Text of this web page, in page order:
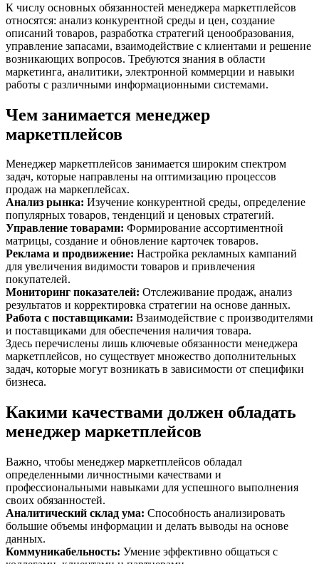
К числу основных обязанностей менеджера маркетплейсов
относятся: анализ конкурентной среды и цен, создание
описаний товаров, разработка стратегий ценообразования,
управление запасами, взаимодействие с клиентами и решение
возникающих вопросов. Требуются знания в области
маркетинга, аналитики, электронной коммерции и навыки
работы с различными информационными системами.
Чем занимается менеджер
маркетплейсов
Менеджер маркетплейсов занимается широким спектром
задач, которые направлены на оптимизацию процессов
продаж на маркеплейсах.
Анализ рынка: Изучение конкурентной среды, определение
популярных товаров, тенденций и ценовых стратегий.
Управление товарами: Формирование ассортиментной
матрицы, создание и обновление карточек товаров.
Реклама и продвижение: Настройка рекламных кампаний
для увеличения видимости товаров и привлечения
покупателей.
Мониторинг показателей: Отслеживание продаж, анализ
результатов и корректировка стратегии на основе данных.
Работа с поставщиками: Взаимодействие с производителями
и поставщиками для обеспечения наличия товара.
Здесь перечислены лишь ключевые обязанности менеджера
маркетплейсов, но существует множество дополнительных
задач, которые могут возникать в зависимости от специфики
бизнеса.
Какими качествами должен обладать
менеджер маркетплейсов
Важно, чтобы менеджер маркетплейсов обладал
определенными личностными качествами и
профессиональными навыками для успешного выполнения
своих обязанностей.
Аналитический склад ума: Способность анализировать
большие объемы информации и делать выводы на основе
данных.
Коммуникабельность: Умение эффективно общаться с